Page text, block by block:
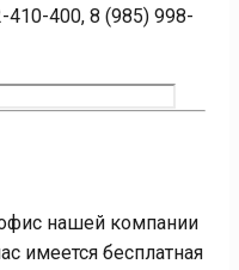
410-400, 8 (985) 998-
нашей компании
имеется бесплатная